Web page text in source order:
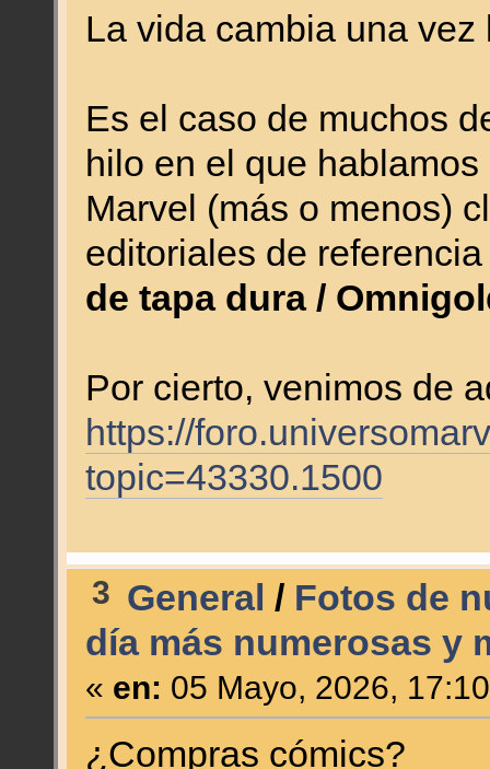
La vida cambia una vez
Es el caso de muchos
hilo en el que
Marvel (más o menos)
editoriales de
de tapa dura /
Por cierto, venimos de
https://
topic=43330.1500
3 General / Fotos de
día más numerosas y
« en: 05 Mayo, 2026,
¿Compras cómics?